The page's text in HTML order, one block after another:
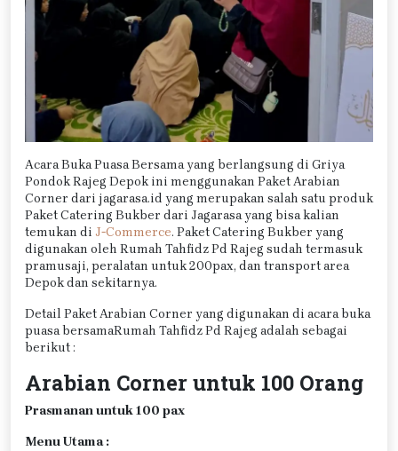
Acara Buka Puasa Bersama yang berlangsung di Griya
Pondok Rajeg Depok ini menggunakan Paket Arabian
Corner dari jagarasa.id yang merupakan salah satu produk
Paket Catering Bukber dari Jagarasa yang bisa kalian
temukan di J-Commerce. Paket Catering Bukber yang
digunakan oleh Rumah Tahfidz Pd Rajeg sudah termasuk
pramusaji, peralatan untuk 200pax, dan transport area
Depok dan sekitarnya.
Detail Paket Arabian Corner yang digunakan di acara buka
puasa bersamaRumah Tahfidz Pd Rajeg adalah sebagai
berikut :
Arabian Corner untuk 100 Orang
Prasmanan untuk 100 pax
Menu Utama :